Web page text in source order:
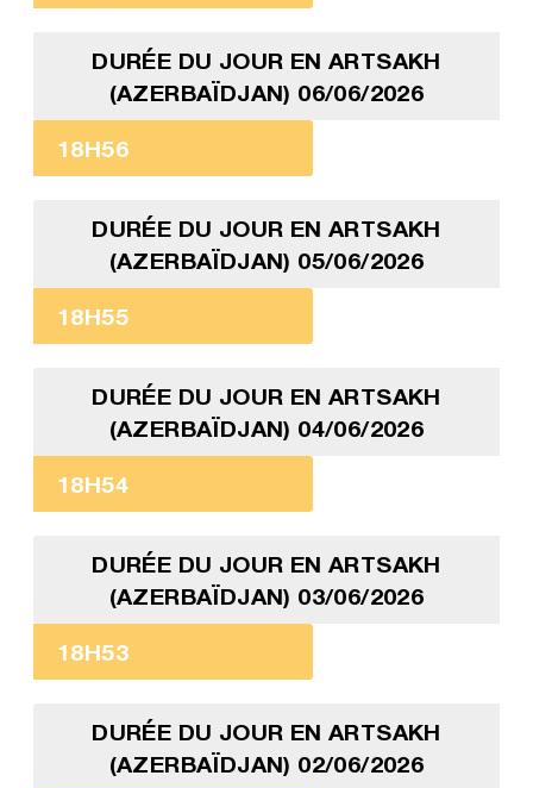
DURÉE DU JOUR EN ARTSAKH
(AZERBAÏDJAN) 06/06/2026
18H56
DURÉE DU JOUR EN ARTSAKH
(AZERBAÏDJAN) 05/06/2026
18H55
DURÉE DU JOUR EN ARTSAKH
(AZERBAÏDJAN) 04/06/2026
18H54
DURÉE DU JOUR EN ARTSAKH
(AZERBAÏDJAN) 03/06/2026
18H53
DURÉE DU JOUR EN ARTSAKH
(AZERBAÏDJAN) 02/06/2026